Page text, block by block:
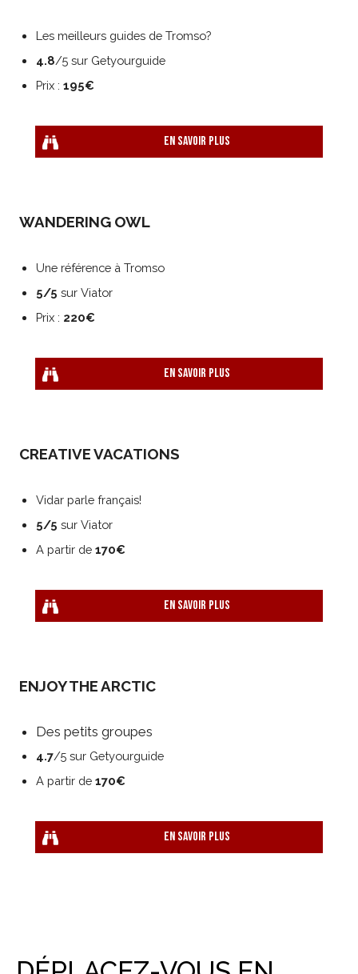
Les meilleurs guides de Tromso?
4.8/5 sur Getyourguide
Prix : 195€
En savoir plus
WANDERING OWL
Une référence à Tromso
5/5 sur Viator
Prix : 220€
En savoir plus
CREATIVE VACATIONS
Vidar parle français!
5/5 sur Viator
A partir de 170€
En savoir plus
ENJOY THE ARCTIC
Des petits groupes
4.7/5 sur Getyourguide
A partir de 170€
En savoir plus